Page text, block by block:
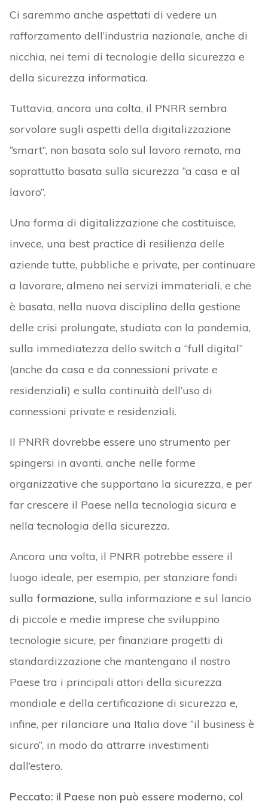
Ci saremmo anche aspettati di vedere un
rafforzamento dell’industria nazionale, anche di
nicchia, nei temi di tecnologie della sicurezza e
della sicurezza informatica.
Tuttavia, ancora una colta, il PNRR sembra
sorvolare sugli aspetti della digitalizzazione
“smart”, non basata solo sul lavoro remoto, ma
soprattutto basata sulla sicurezza “a casa e al
lavoro”.
Una forma di digitalizzazione che costituisce,
invece, una best practice di resilienza delle
aziende tutte, pubbliche e private, per continuare
a lavorare, almeno nei servizi immateriali, e che
è basata, nella nuova disciplina della gestione
delle crisi prolungate, studiata con la pandemia,
sulla immediatezza dello switch a “full digital”
(anche da casa e da connessioni private e
residenziali) e sulla continuità dell’uso di
connessioni private e residenziali.
Il PNRR dovrebbe essere uno strumento per
spingersi in avanti, anche nelle forme
organizzative che supportano la sicurezza, e per
far crescere il Paese nella tecnologia sicura e
nella tecnologia della sicurezza.
Ancora una volta, il PNRR potrebbe essere il
luogo ideale, per esempio, per stanziare fondi
sulla formazione, sulla informazione e sul lancio
di piccole e medie imprese che sviluppino
tecnologie sicure, per finanziare progetti di
standardizzazione che mantengano il nostro
Paese tra i principali attori della sicurezza
mondiale e della certificazione di sicurezza e,
infine, per rilanciare una Italia dove “il business è
sicuro”, in modo da attrarre investimenti
dall’estero.
Peccato: il Paese non può essere moderno, col